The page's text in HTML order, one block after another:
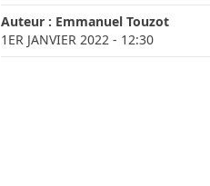
Auteur : Emmanuel Touzot
1ER JANVIER 2022 - 12:30